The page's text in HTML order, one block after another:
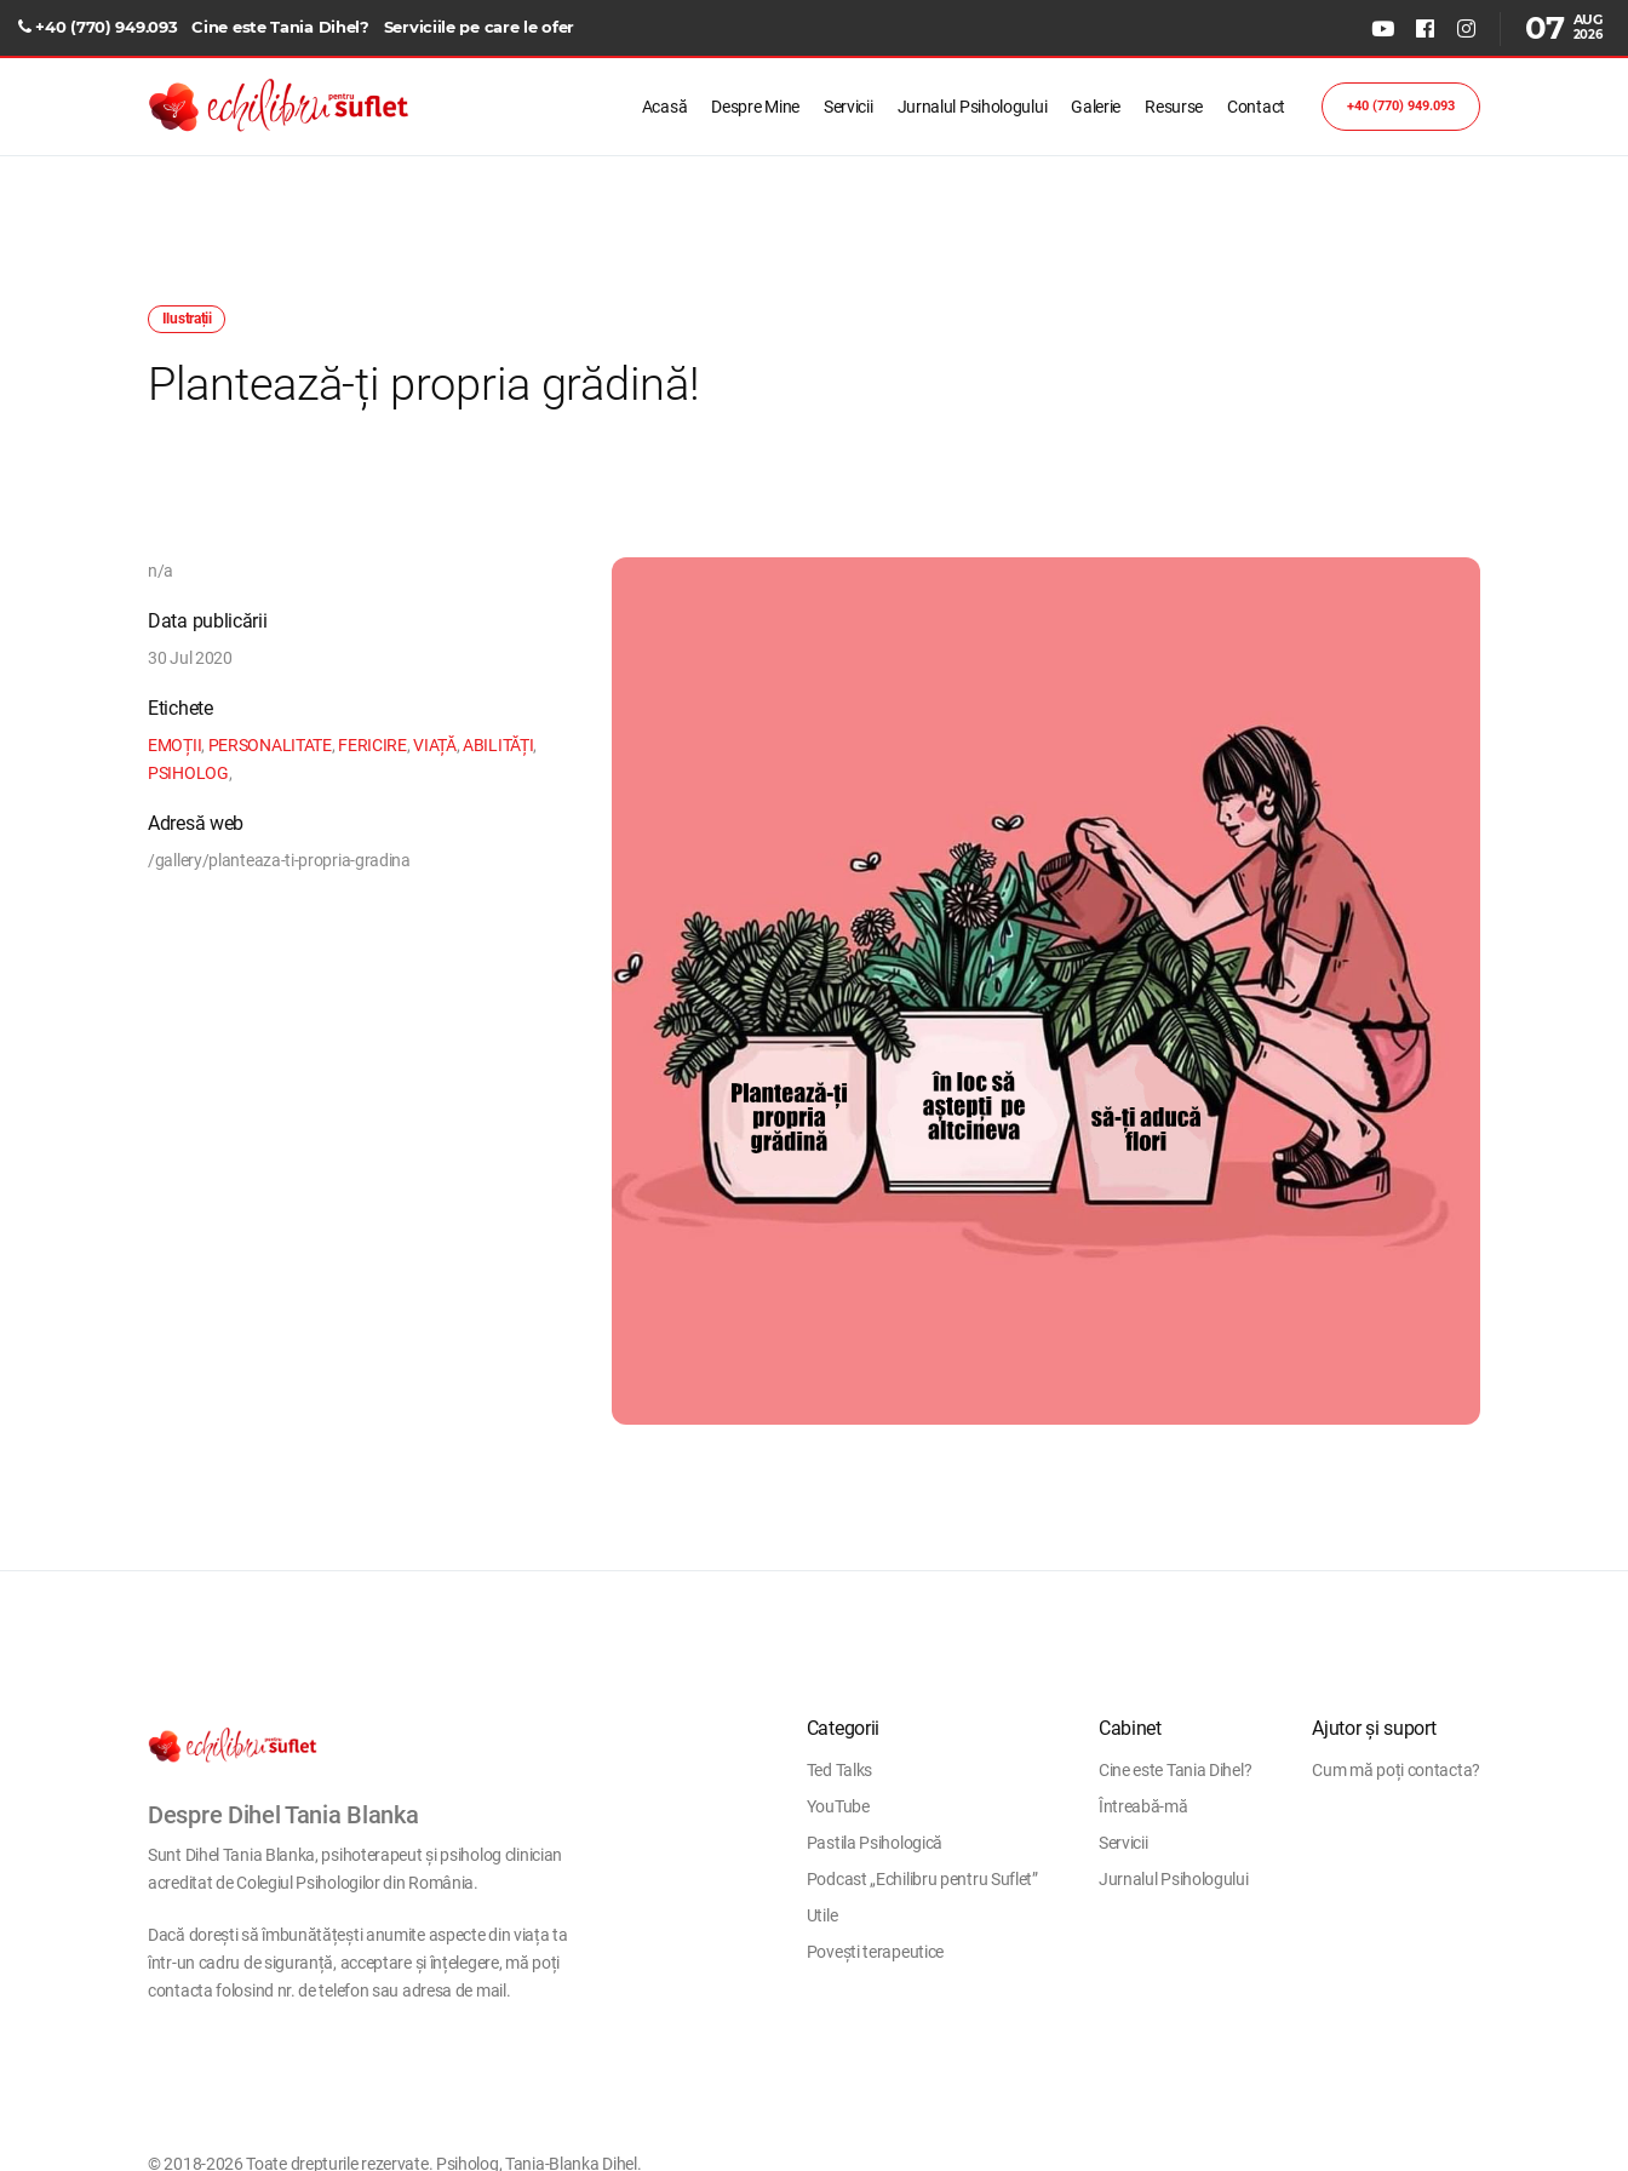
+40 (770) 949.093 Cine este Tania Dihel? Serviciile pe care le ofer 07 AUG
2026
Acasă Despre Mine Servicii Jurnalul Psihologului Galerie Resurse Contact +40 (770) 949.093
Ilustrații
Plantează-ți propria grădină!
n/a
Data publicării
30 Jul 2020
Etichete
EMOȚII, PERSONALITATE, FERICIRE,VIAȚĂ,ABILITĂȚI,
PSIHOLOG,
Adresă web
/gallery/planteaza-ti-propria-gradina
Despre Dihel Tania Blanka
Sunt Dihel Tania Blanka, psihoterapeut și psiholog clinician
acreditat de Colegiul Psihologilor din România.
Dacă dorești să îmbunătățești anumite aspecte din viața ta
într-un cadru de siguranță, acceptare și înțelegere, mă poți
contacta folosind nr. de telefon sau adresa de mail.
Categorii
Ted Talks
YouTube
Pastila Psihologică
Podcast „Echilibru pentru Suflet”
Utile
Povești terapeutice
Cabinet
Cine este Tania Dihel?
Întreabă-mă
Servicii
Jurnalul Psihologului
Ajutor și suport
Cum mă poți contacta?
© 2018-2026 Toate drepturile rezervate. Psiholog, Tania-Blanka Dihel.